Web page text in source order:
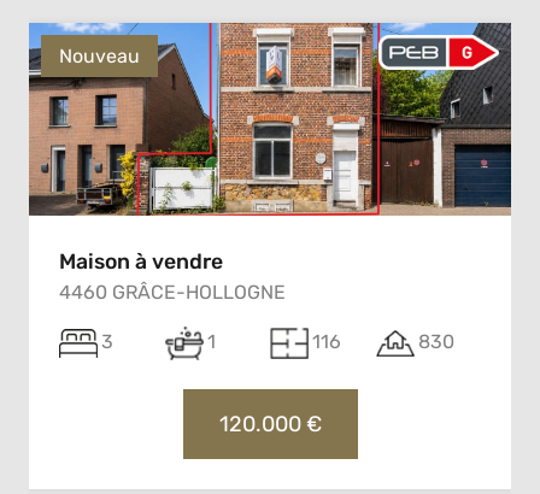
Nouveau
Maison à vendre
4460 GRÂCE-HOLLOGNE
3 1 116 830
120.000 €